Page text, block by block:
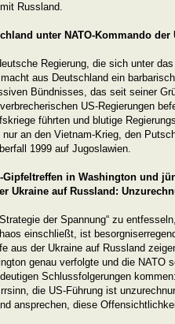
Russland.
unter NATO-Kommando
Regierung, die sich unter
aus Deutschland ein
Bündnisses, das seit seiner
US-Regierungen
führten und blutige
nur an den Vietnam-Krieg, den
1999 auf Jugoslawien.
Gipfeltreffen in Washington und
Ukraine auf Russland:
der Spannung“ zu
einschließt, ist
aus der Ukraine auf Russland
genau verfolgte und die NATO
Schlussfolgerungen
die US-Führung ist
ansprechen, diese